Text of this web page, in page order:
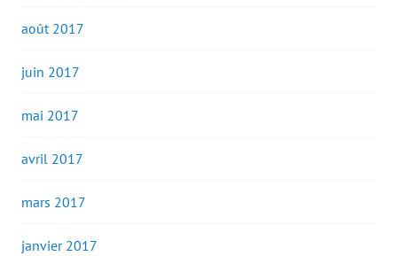
août 2017
juin 2017
mai 2017
avril 2017
mars 2017
janvier 2017